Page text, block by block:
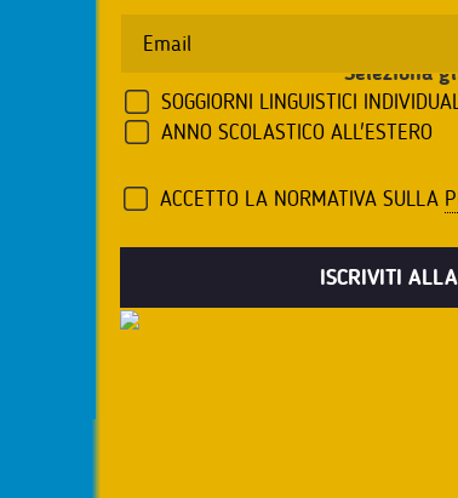
Seleziona
SOGGIORNI LINGUISTICI
ANNO SCOLASTICO ALL'ESTERO
ACCETTO LA NORMATIVA SULLA